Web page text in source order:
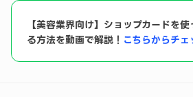
【美容業界向け】ショップカードを
る方法を動画で解説！ こちらからチェ